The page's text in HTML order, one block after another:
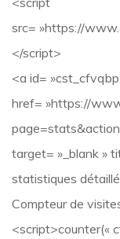
src= »https://
</script>
<a id=
href= »https://
target= »_blank »
statistiques
Compteur de
<script>counter(«